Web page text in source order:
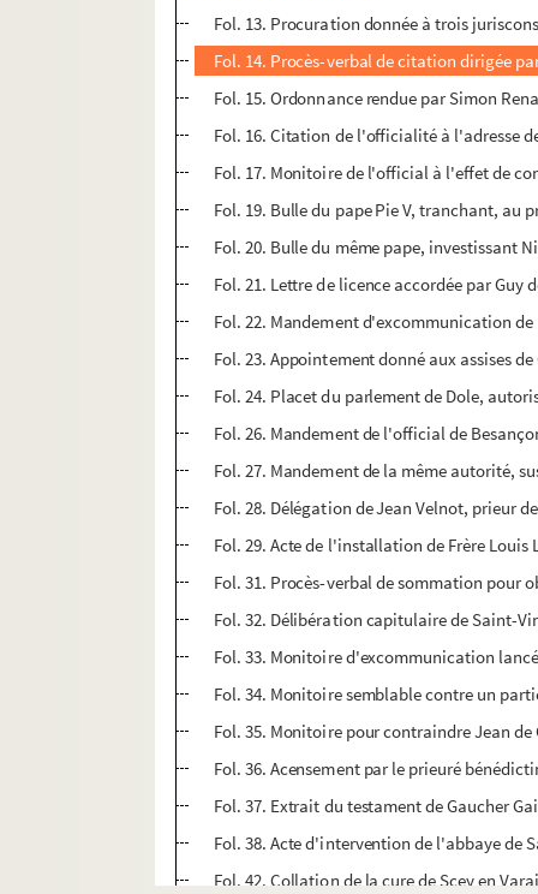
Fol. 13. Procuration donnée à trois
Fol. 14. Procès-verbal de citation dirigée
Fol. 15. Ordonnance rendue par Simon
Fol. 16. Citation de l'officialité à l'adresse
Fol. 17. Monitoire de l'official à l'effet de
Fol. 19. Bulle du pape Pie V, tranchant, au
Fol. 20. Bulle du même pape, investissant
Fol. 21. Lettre de licence accordée par
Fol. 22. Mandement d'excommunication
Fol. 23. Appointement donné aux assises
Fol. 24. Placet du parlement de Dole,
Fol. 26. Mandement de l'official de
Fol. 27. Mandement de la même autorité,
Fol. 28. Délégation de Jean Velnot, prieur
Fol. 29. Acte de l'installation de Frère
Fol. 31. Procès-verbal de sommation pour
Fol. 32. Délibération capitulaire de Saint-
Fol. 33. Monitoire d'excommunication
Fol. 34. Monitoire semblable contre un
Fol. 35. Monitoire pour contraindre Jean
Fol. 36. Acensement par le prieuré
Fol. 37. Extrait du testament de Gaucher
Fol. 38. Acte d'intervention de l'abbaye de
Fol. 42. Collation de la cure de Scey en